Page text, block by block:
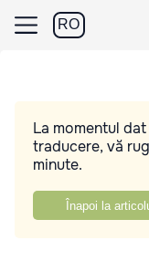
RO
La momentul
traducere, vă
minute.
Înapoi la